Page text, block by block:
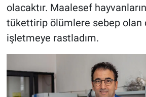
olacaktır. Maalesef
tükettirip ölümlere sebep olan
işletmeye rastladım.